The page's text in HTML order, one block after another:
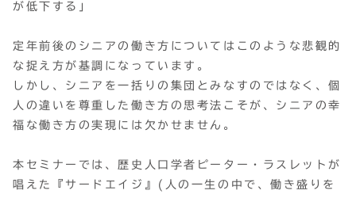
が低下する」
定年前後のシニアの働き方についてはこのような悲観的
な捉え方が基調になっています。
しかし、シニアを一括りの集団とみなすのではなく、個
人の違いを尊重した働き方の思考法こそが、シニアの幸
福な働き方の実現には欠かせません。
本セミナーでは、歴史人口学者ピーター・ラスレットが
唱えた『サードエイジ』(人の一生の中で、働き盛りを